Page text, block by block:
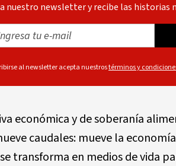
nuestro newsletter y recibe las historias
al newsletter acepta nuestrostérminos y
económica y de soberanía
caudales: mueve la
transforma en medios de vida